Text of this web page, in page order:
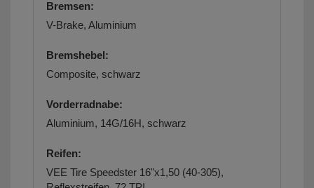
Bremsen:
V-Brake, Aluminium
Bremshebel:
Composite, schwarz
Vorderradnabe:
Aluminium, 14G/16H, schwarz
Reifen:
VEE Tire Speedster 16"x1,50 (40-305),